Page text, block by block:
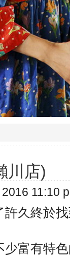
川店)
11:10
久終於
富有特